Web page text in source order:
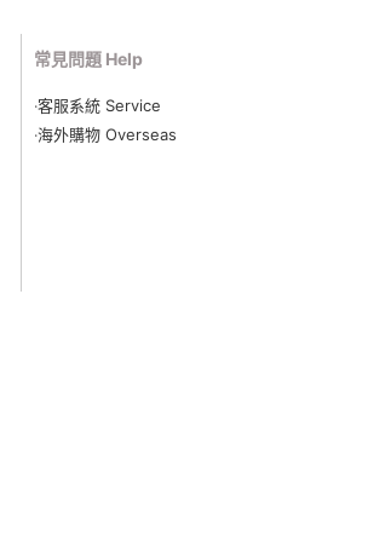
常見問題 Help
‧客服系統 Service
‧海外購物 Overseas